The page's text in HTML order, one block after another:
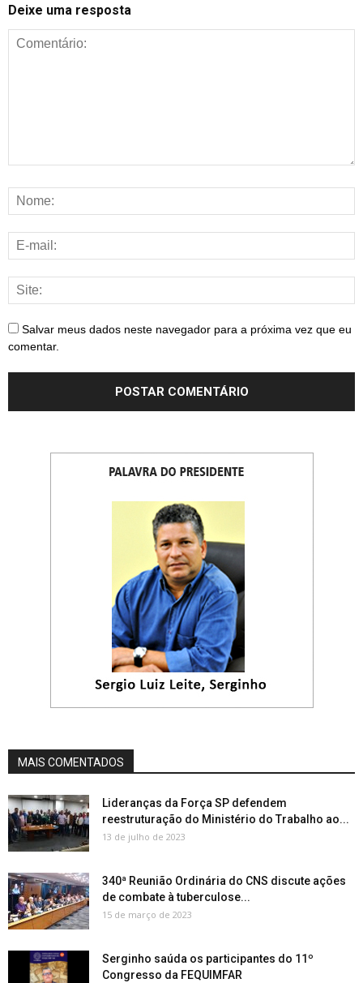
Deixe uma resposta
Salvar meus dados neste navegador para a próxima vez que eu
comentar.
MAIS COMENTADOS
Lideranças da Força SP defendem
reestruturação do Ministério do Trabalho ao...
13 de julho de 2023
340ª Reunião Ordinária do CNS discute ações
de combate à tuberculose...
15 de março de 2023
Serginho saúda os participantes do 11º
Congresso da FEQUIMFAR